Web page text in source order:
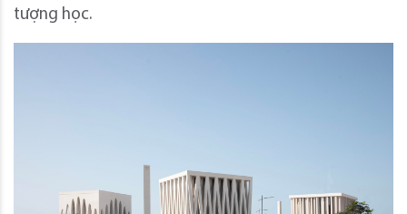
tượng học.